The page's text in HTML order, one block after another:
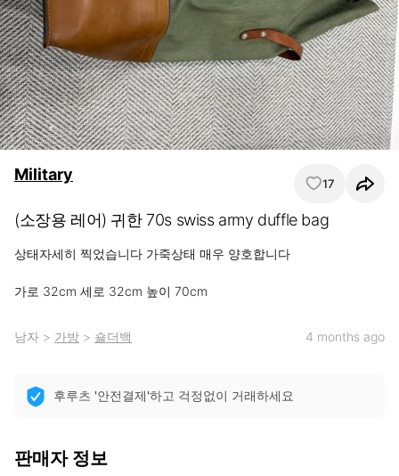
Military 17
(소장용 레어) 귀한 70s swiss army duffle bag
상태자세히 찍었습니다 가죽상태 매우 양호합니다
가로 32cm 세로 32cm 높이 70cm
남자 > 가방 > 숄더백 4 months ago
후루츠 '안전결제'하고 걱정없이 거래하세요
판매자 정보